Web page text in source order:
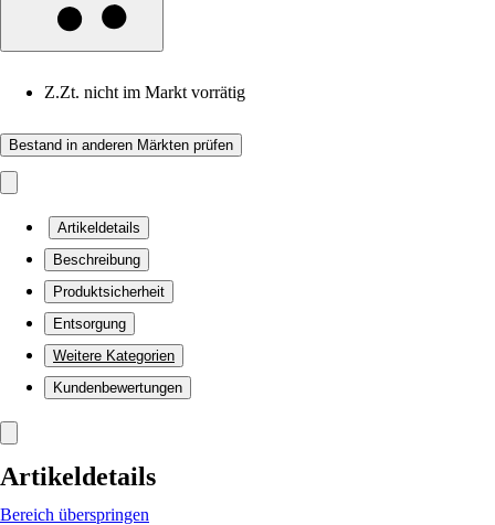
Z.Zt. nicht im Markt vorrätig
Bestand in anderen Märkten prüfen
Artikeldetails
Beschreibung
Produktsicherheit
Entsorgung
Weitere Kategorien
Kundenbewertungen
Artikeldetails
Bereich überspringen